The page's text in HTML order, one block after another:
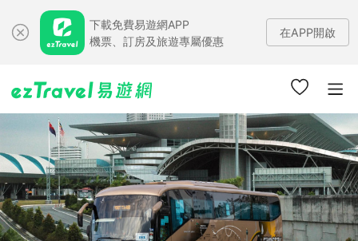
下載免費易遊網APP
機票、訂房及旅遊專屬優惠
在APP開啟